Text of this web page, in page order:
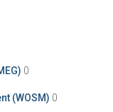
0
(WOSM) 0